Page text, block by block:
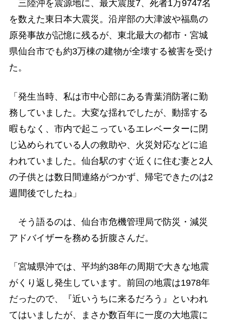
三陸沖を震源地に、最大震度7、死者1万9747名
を数えた東日本大震災。沿岸部の大津波や福島の
原発事故が記憶に残るが、東北最大の都市・宮城
県仙台市でも約3万棟の建物が全壊する被害を受け
た。
「発生当時、私は市中心部にある青葉消防署に勤
務していました。大変な揺れでしたが、動揺する
暇もなく、市内で起こっているエレベーターに閉
じ込められている人の救助や、火災対応などに追
われていました。仙台駅のすぐ近くに住む妻と2人
の子供とは数日間連絡がつかず、帰宅できたのは2
週間後でしたね」
そう語るのは、仙台市危機管理局で防災・減災
アドバイザーを務める折腹さんだ。
「宮城県沖では、平均約38年の周期で大きな地震
がくり返し発生しています。前回の地震は1978年
だったので、『近いうちに来るだろう』といわれ
てはいましたが、まさか数百年に一度の大地震に